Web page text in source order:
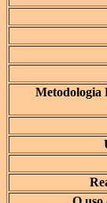
Metodologia